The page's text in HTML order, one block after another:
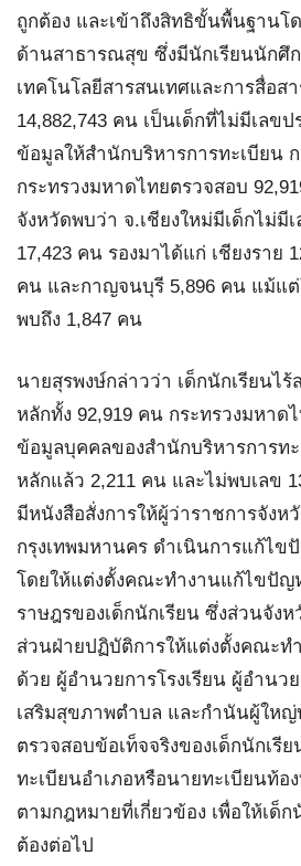
ถูกต้อง และเข้าถึงสิทธิขั้นพื้นฐานโ
ด้านสาธารณสุข ซึ่งมีนักเรียนนักศึ
เทคโนโลยีสารสนเทศและการสื่อส
14,882,743 คน เป็นเด็กที่ไม่มีเลข
ข้อมูลให้สำนักบริหารการทะเบียน
กระทรวงมหาดไทยตรวจสอบ
จังหวัดพบว่า จ.เชียงใหม่มีเด็กไม่มี
17,423 คน รองมาได้แก่ เชียงราย
คน และกาญจนบุรี 5,896 คน แม้แ
พบถึง 1,847 คน
นายสุรพงษ์กล่าวว่า เด็กนักเรียนไร้
หลักทั้ง 92,919 คน กระทรวงมหาด
ข้อมูลบุคคลของสำนักบริหารการท
หลักแล้ว 2,211 คน และไม่พบเลข
มีหนังสือสั่งการให้ผู้ว่าราชการจังห
กรุงเทพมหานคร ดำเนินการแก้ไข
โดยให้แต่งตั้งคณะทำงานแก้ไขปัญ
ราษฎรของเด็กนักเรียน ซึ่งส่วนจัง
ส่วนฝ่ายปฏิบัติการให้แต่งตั้งคณะท
ด้วย ผู้อำนวยการโรงเรียน ผู้อำนว
เสริมสุขภาพตำบล และกำนันผู้ให
ตรวจสอบข้อเท็จจริงของเด็กนักเรี
ทะเบียนอำเภอหรือนายทะเบียนท้อ
ตามกฎหมายที่เกี่ยวข้อง เพื่อให้เด็
ต้องต่อไป